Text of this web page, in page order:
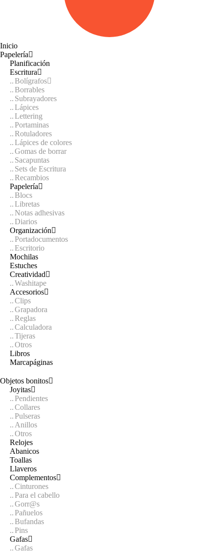
Inicio
Papelería
Planificación
Escritura
Bolígrafos
Borrables
Subrayadores
Lápices
Lettering
Portaminas
Rotuladores
Lápices de colores
Gomas de borrar
Sacapuntas
Sets de Escritura
Recambios
Papelería
Blocs
Libretas
Notas adhesivas
Diarios
Organización
Portadocumentos
Escritorio
Mochilas
Estuches
Creatividad
Washitape
Accesorios
Clips
Grapadora
Reglas
Calculadora
Tijeras
Otros
Libros
Marcapáginas
Objetos bonitos
Joyitas
Pendientes
Collares
Pulseras
Anillos
Otros
Relojes
Abanicos
Toallas
Llaveros
Complementos
Cinturones
Para el cabello
Gorr@s
Pañuelos
Bufandas
Pins
Gafas
Gafas